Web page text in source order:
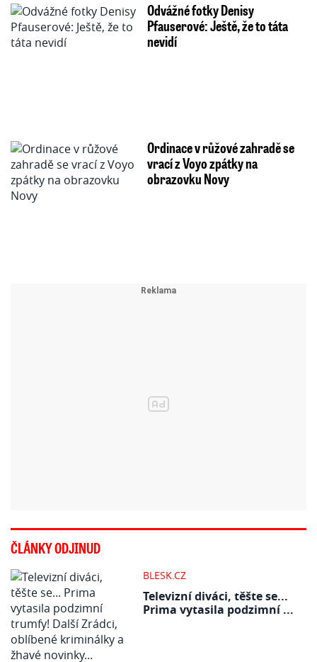
Odvážné fotky Denisy
Pfauserové: Ještě, že to táta
nevidí
Ordinace v růžové zahradě se
vrací z Voyo zpátky na
obrazovku Novy
ČLÁNKY ODJINUD
BLESK.CZ
Televizní diváci, těšte se...
Prima vytasila podzimní ...